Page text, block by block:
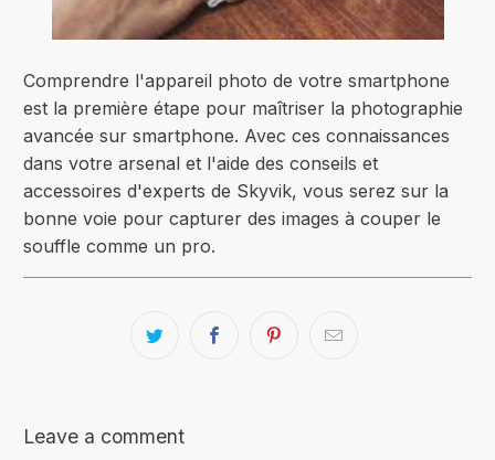
Comprendre l'appareil photo de votre smartphone
est la première étape pour maîtriser la photographie
avancée sur smartphone. Avec ces connaissances
dans votre arsenal et l'aide des conseils et
accessoires d'experts de Skyvik, vous serez sur la
bonne voie pour capturer des images à couper le
souffle comme un pro.
Leave a comment